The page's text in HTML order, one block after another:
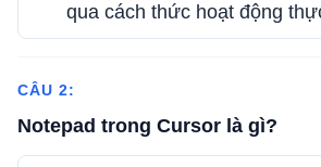
qua cách thức hoạt động
CÂU 2:
Notepad trong Cursor là gì?